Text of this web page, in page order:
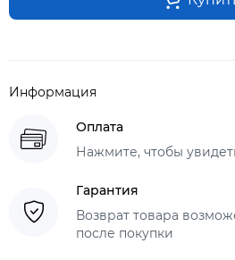
Информация
Оплата
Нажмите, чтобы
Гарантия
Возврат товара
после покупки